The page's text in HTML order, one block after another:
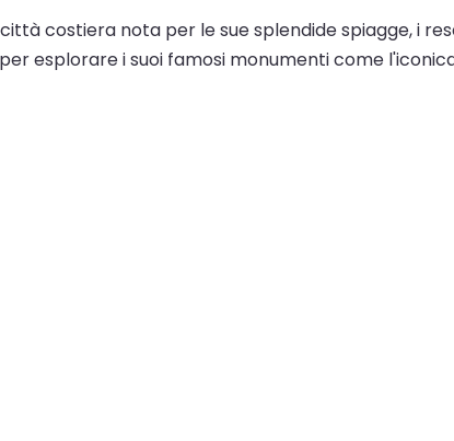
costiera nota per le sue splendide spiagge, i
esplorare i suoi famosi monumenti come